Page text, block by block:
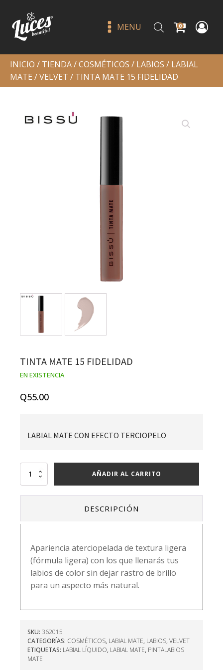
MENU 0
INICIO / TIENDA/COSMÉTICOS / LABIOS / LABIAL
MATE /VELVET / TINTA MATE 15 FIDELIDAD
TINTA MATE 15 FIDELIDAD
EN EXISTENCIA
Q55.00
LABIAL MATE CON EFECTO TERCIOPELO
TINTA
AÑADIR AL CARRITO
DESCRIPCIÓN
Apariencia aterciopelada de textura ligera
(fórmula ligera) con los que llenarás tus
labios de color sin dejar rastro de brillo
para un aspecto más natural.
SKU: 362015
CATEGORÍAS: COSMÉTICOS, LABIAL MATE, LABIOS,VELVET
ETIQUETAS: LABIAL LÍQUIDO, LABIAL MATE, PINTALABIOS
MATE
bissu
29.00